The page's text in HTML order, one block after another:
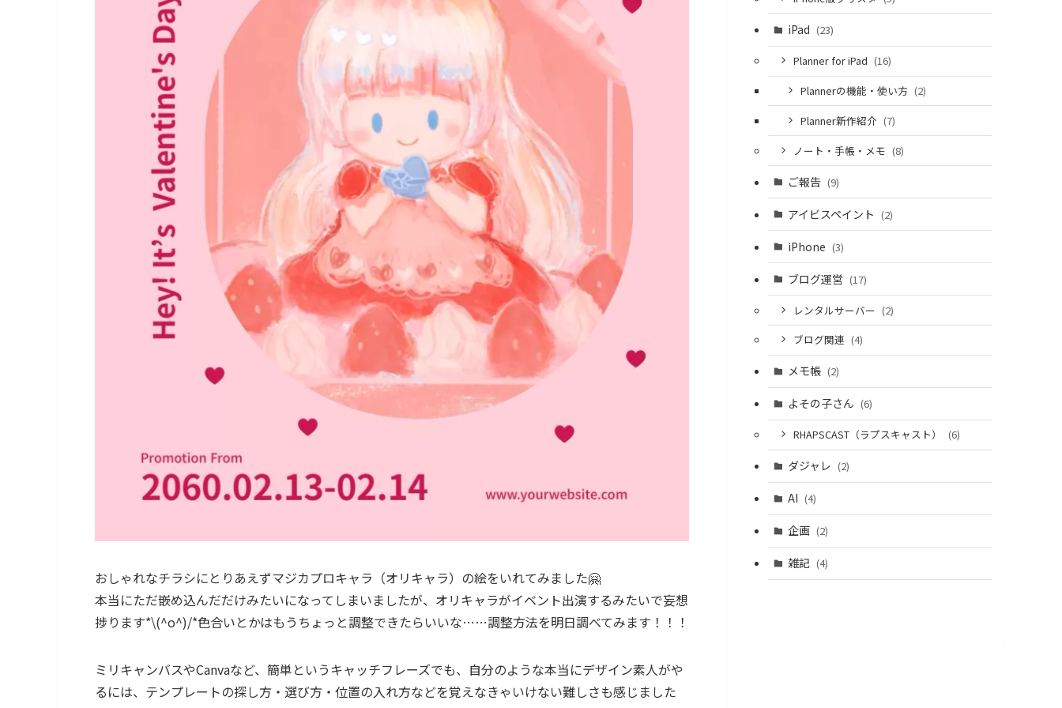
おしゃれなチラシにとりあえずマジカプロキャラ（オリキャラ）の絵をいれてみました🤗
本当にただ嵌め込んだだけみたいになってしまいましたが、オリキャラがイベント出演するみたいで妄想
捗ります*\(^o^)/*色合いとかはもうちょっと調整できたらいいな……調整方法を明日調べてみます！！！
ミリキャンバスやCanvaなど、簡単というキャッチフレーズでも、自分のような本当にデザイン素人がや
るには、テンプレートの探し方・選び方・位置の入れ方などを覚えなきゃいけない難しさも感じました
iPad (23)
Planner for iPad (16)
Plannerの機能・使い方 (2)
Planner新作紹介 (7)
ノート・手帳・メモ (8)
ご報告 (9)
アイビスペイント (2)
iPhone (3)
ブログ運営 (17)
レンタルサーバー (2)
ブログ関連 (4)
メモ帳 (2)
よその子さん (6)
RHAPSCAST（ラプスキャスト） (6)
ダジャレ (2)
AI (4)
企画 (2)
雑記 (4)